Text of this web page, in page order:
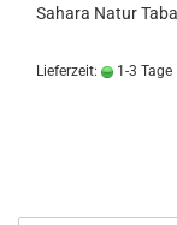
Sahara Natur
Lieferzeit: 1-3 Tage